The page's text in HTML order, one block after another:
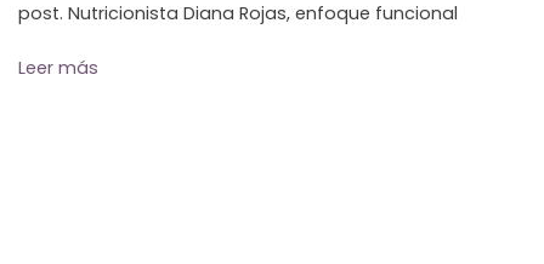
post. Nutricionista Diana Rojas, enfoque funcional
Leer más